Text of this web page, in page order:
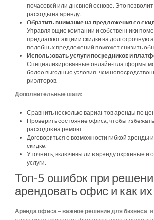
почасовой или дневной основе. Это позволит
расходы на аренду.
Обратить внимание на предложения со
Управляющие компании и собственники
предлагают акции и скидки на долгосрочную
подобных предложений поможет снизить
Использовать услуги посредников и
Специализированные онлайн-платформы
более выгодные условия, чем
риэлторов.
Дополнительные шаги:
Сравнить несколько вариантов аренды по
Проверить состояние офиса, чтобы
расходов на ремонт.
Договориться о возможности гибкой аренды
скидке.
Уточнить, включены ли в аренду охранные и
услуги.
Топ-5 ошибок при
арендовать офис и как
Аренда офиса – важное решение для бизнеса,